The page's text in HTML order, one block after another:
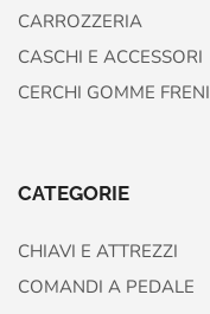
CARROZZERIA
CASCHI E ACCESSORI
CERCHI GOMME FRENI
CATEGORIE
CHIAVI E ATTREZZI
COMANDI A PEDALE